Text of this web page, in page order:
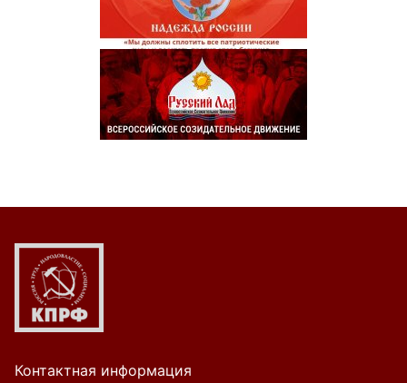
Контактная информация